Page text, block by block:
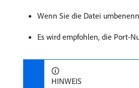
Wenn Sie die Datei
Es wird empfohlen, die Port-
HINWEIS